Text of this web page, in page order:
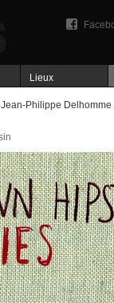
Lieux
Philippe Delhomme